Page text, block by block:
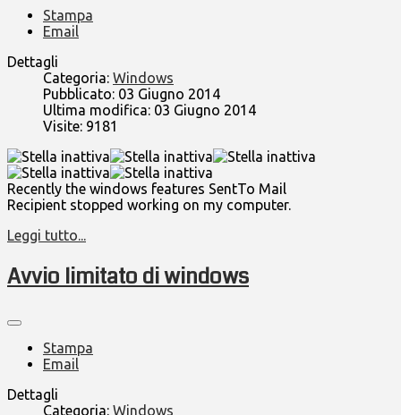
Stampa
Email
Dettagli
Categoria: Windows
Pubblicato: 03 Giugno 2014
Ultima modifica: 03 Giugno 2014
Visite: 9181
Recently the windows features SentTo Mail
Recipient stopped working on my computer.
Leggi tutto...
Avvio limitato di windows
Stampa
Email
Dettagli
Categoria: Windows